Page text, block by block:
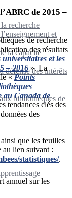
recherche
et
la capacité
défense des intérêts
bibliothèques de
de 2015 –
de recherche
des résultats
et les
– 2016». La
«Points
au Canada de
tendances clés des
des
que les feuilles
au lien suivant :
statistiques/.
annuel sur les